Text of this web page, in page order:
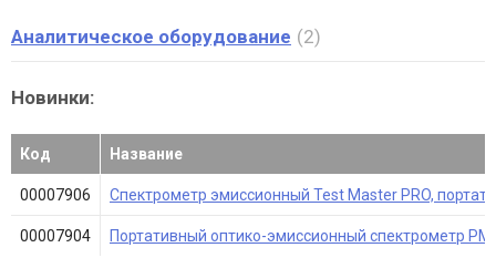
Аналитическое оборудование 2
Новинки:
Код Название
00007906 Спектрометр эмиссионный Test Master PRO,
00007904 Портативный оптико-эмиссионный спектрометр